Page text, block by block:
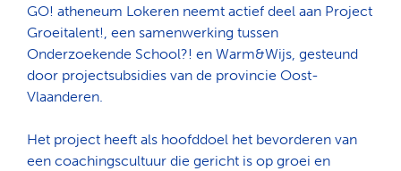
GO! atheneum Lokeren neemt actief deel aan Project
Groeitalent!, een samenwerking tussen
Onderzoekende School?! en Warm&Wijs, gesteund
door projectsubsidies van de provincie Oost-
Vlaanderen.
Het project heeft als hoofddoel het bevorderen van
een coachingscultuur die gericht is op groei en